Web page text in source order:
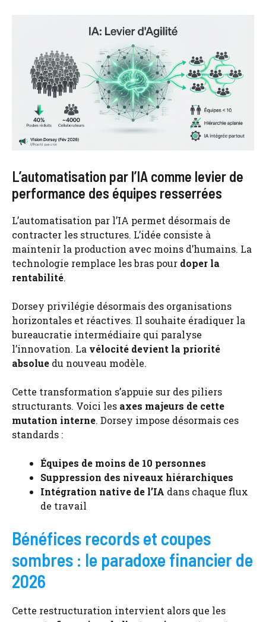
L’automatisation par l’IA comme levier de
performance des équipes resserrées
L’automatisation par l’IA permet désormais de
contracter les structures. L’idée consiste à
maintenir la production avec moins d’humains. La
technologie remplace les bras pour doper la
rentabilité.
Dorsey privilégie désormais des organisations
horizontales et réactives. Il souhaite éradiquer la
bureaucratie intermédiaire qui paralyse
l’innovation. La vélocité devient la priorité
absolue du nouveau modèle.
Cette transformation s’appuie sur des piliers
structurants. Voici les axes majeurs de cette
mutation interne. Dorsey impose désormais ces
standards :
Équipes de moins de 10 personnes
Suppression des niveaux hiérarchiques
Intégration native de l’IA dans chaque flux
de travail
Bénéfices records et coupes
sombres : le paradoxe financier de
2026
Cette restructuration intervient alors que les